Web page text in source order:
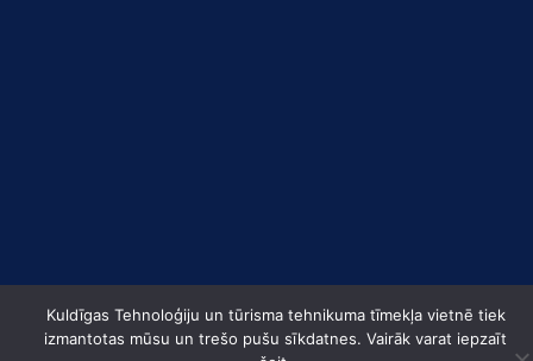
Kuldīgas Tehnoloģiju un tūrisma tehnikuma tīmekļa vietnē tiek
izmantotas mūsu un trešo pušu sīkdatnes. Vairāk varat iepzaīt